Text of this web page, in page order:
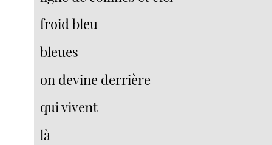
froid bleu
bleues
on devine derrière
qui vivent
là